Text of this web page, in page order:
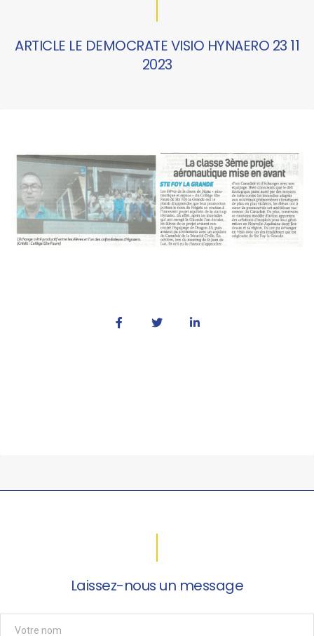
ARTICLE LE DEMOCRATE VISIO HYNAERO 23 11
2023
Laissez-nous un message